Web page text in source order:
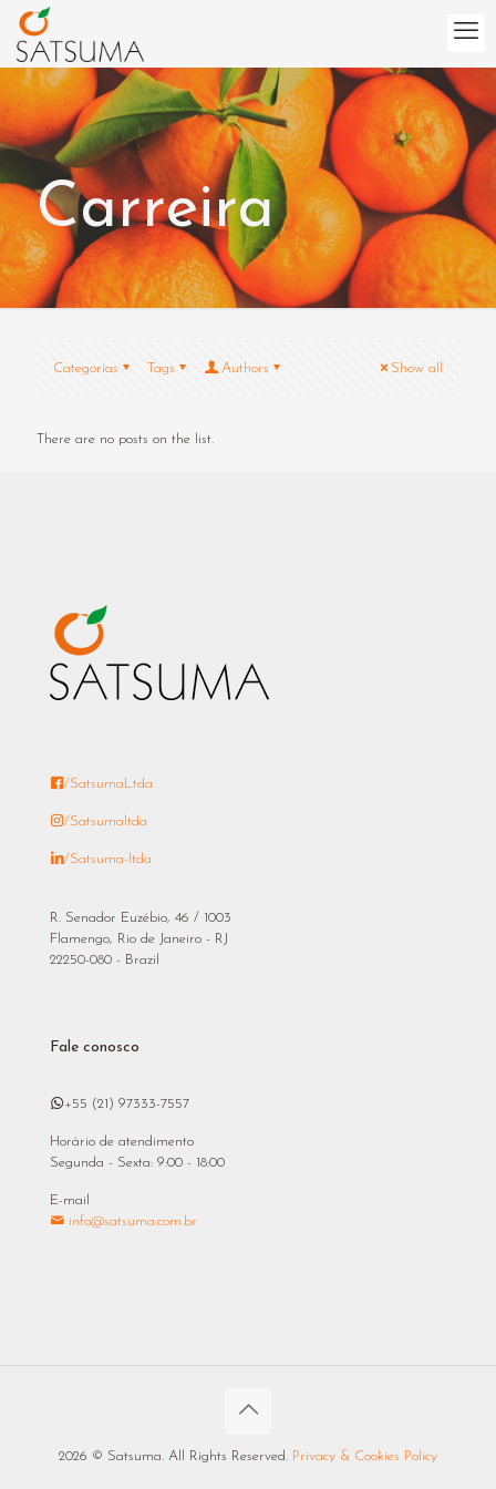
Carreira
Categorias Tags Authors Show all
There are no posts on the list.
/SatsumaLtda
/Satsumaltda
/Satsuma-ltda
R. Senador Euzébio, 46 / 1003
Flamengo, Rio de Janeiro - RJ
22250-080 - Brazil
Fale conosco
+55 (21) 97333-7557
Horário de atendimento
Segunda - Sexta: 9:00 - 18:00
E-mail
info@satsuma.com.br
2026 © Satsuma. All Rights Reserved. Privacy & Cookies Policy